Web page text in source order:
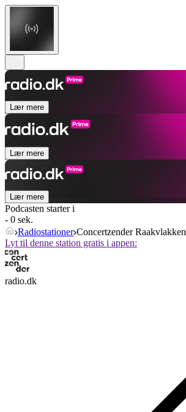
Lær mere
Lær mere
Lær mere
Podcasten starter i
- 0 sek.
Radiostationer Concertzender Raakvlakken
Lyt til denne station gratis i appen:
radio.dk